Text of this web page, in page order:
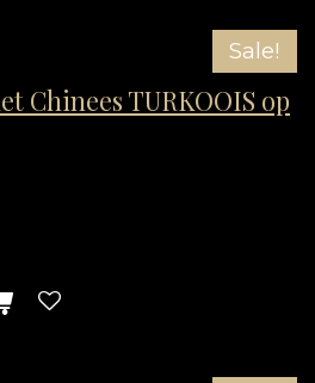
Sale!
Chinees TURKOOIS op